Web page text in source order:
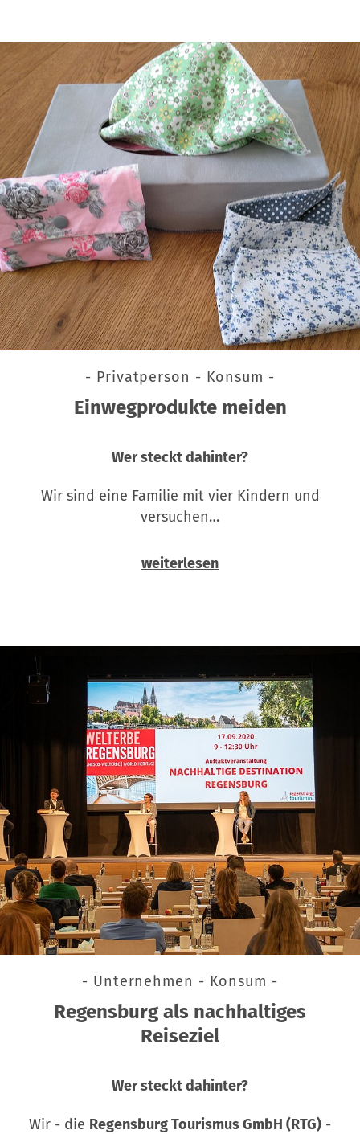
- Privatperson - Konsum -
Einwegprodukte meiden
Wer steckt dahinter?
Wir sind eine Familie mit vier Kindern und
versuchen…
weiterlesen
- Unternehmen - Konsum -
Regensburg als nachhaltiges
Reiseziel
Wer steckt dahinter?
Wir - die Regensburg Tourismus GmbH (RTG) -